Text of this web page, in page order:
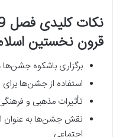
قرون نخستین
برگزاری باشکوه جشن‌ها
استفاده از جشن‌ها
تأثیرات مذهبی و
نقش جشن‌ها به عنوان